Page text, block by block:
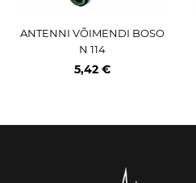
ANTENNI VÕIMENDI BOSO
N 114
5,42 €